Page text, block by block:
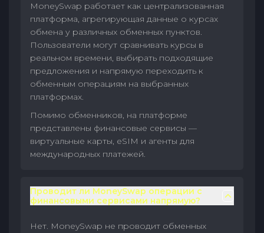
MoneySwap работает как централизованная
платформа, агрегирующая данные о курсах
обмена у различных обменных пунктов.
Пользователи могут сравнивать курсы в
реальном времени, выбирать подходящие
предложения и напрямую переходить к
обменным операциям на выбранных
платформах.
Помимо обменников, на платформе
представлены финансовые сервисы —
виртуальные карты, eSIM и агенты для
международных платежей.
Проводит ли MoneySwap операции с
финансовыми сервисами напрямую?
Нет. MoneySwap не проводит обменных